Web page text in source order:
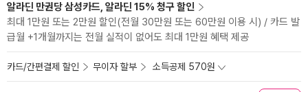
알라딘 만권당 삼성카드, 알라딘 15% 청구 할인
최대 1만원 또는 2만원 할인(전월 30만원 또는 60만원 이용 시) / 카드 발
급월 +1개월까지는 전월 실적이 없어도 최대 1만원 혜택 제공
카드/간편결제 할인 무이자 할부 소득공제 570원